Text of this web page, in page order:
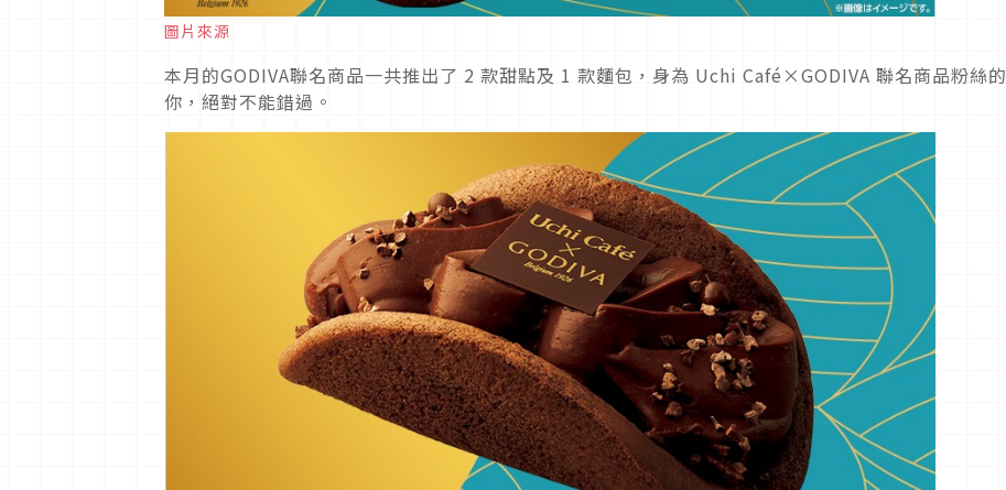
圖片來源
本月的GODIVA聯名商品一共推出了 2 款甜點及 1 款麵包，身為 Uchi Café×GODIVA 聯名商品粉絲的
你，絕對不能錯過。